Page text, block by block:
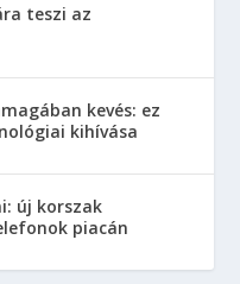
teszi az
kevés: ez
kihívása
új korszak
piacán